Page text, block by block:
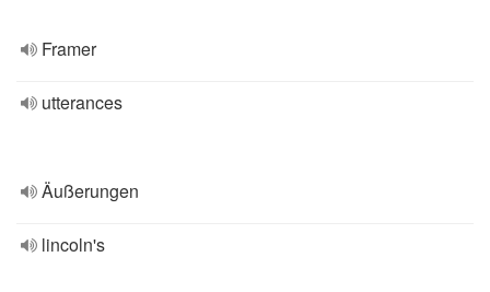
Framer
utterances
Äußerungen
lincoln's